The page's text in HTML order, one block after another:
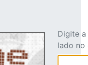
Digite
lado no